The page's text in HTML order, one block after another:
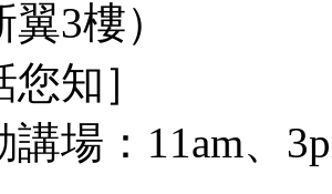
翼3樓）
您知］
講場：11am、